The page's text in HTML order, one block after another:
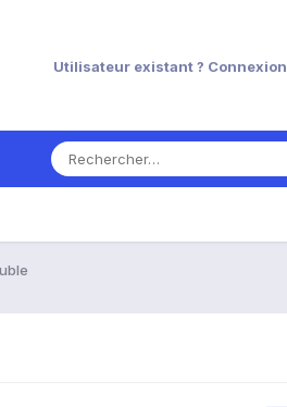
Utilisateur existant ? Connexion